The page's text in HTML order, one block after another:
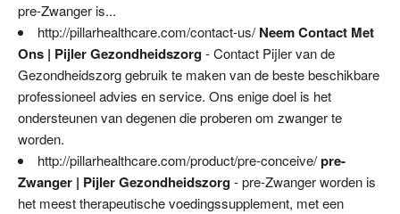
pre-Zwanger is...
http://pillarhealthcare.com/contact-us/ Neem Contact Met
Ons | Pijler Gezondheidszorg- Contact Pijler van de
Gezondheidszorg gebruik te maken van de beste beschikbare
professioneel advies en service. Ons enige doel is het
ondersteunen van degenen die proberen om zwanger te
worden.
http://pillarhealthcare.com/product/pre-conceive/pre-
Zwanger | Pijler Gezondheidszorg- pre-Zwanger worden is
het meest therapeutische voedingssupplement, met een